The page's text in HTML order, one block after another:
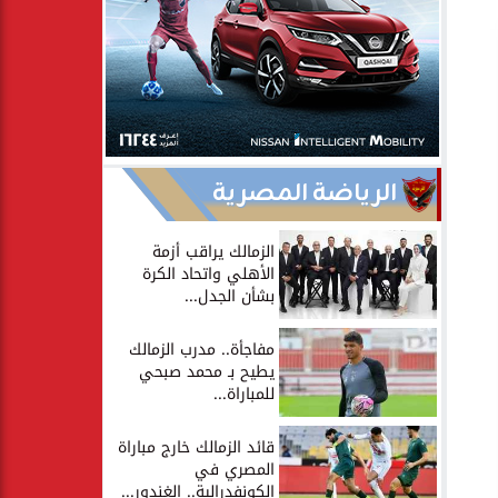
الرياضة المصرية
الزمالك يراقب أزمة
الأهلي واتحاد الكرة
بشأن الجدل...
مفاجأة.. مدرب الزمالك
يطيح بـ محمد صبحي
للمباراة...
قائد الزمالك خارج مباراة
المصري في
الكونفدرالية.. الغندور...